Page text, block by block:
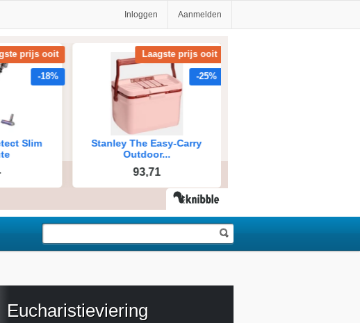
Inloggen Aanmelden
Eucharistieviering